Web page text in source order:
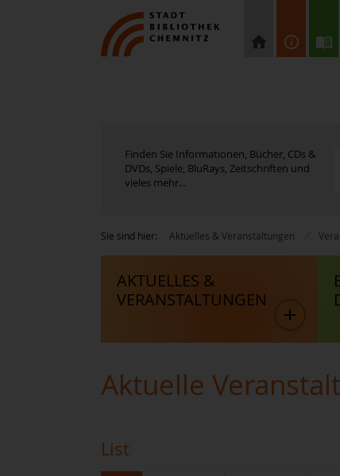
Finden Sie Informationen, Bücher, CDs &
DVDs, Spiele, BluRays, Zeitschriften und
vieles mehr...
Sie sind hier: Aktuelles & Veranstaltungen
AKTUELLES &
VERANSTALTUNGEN
Aktuelle
List